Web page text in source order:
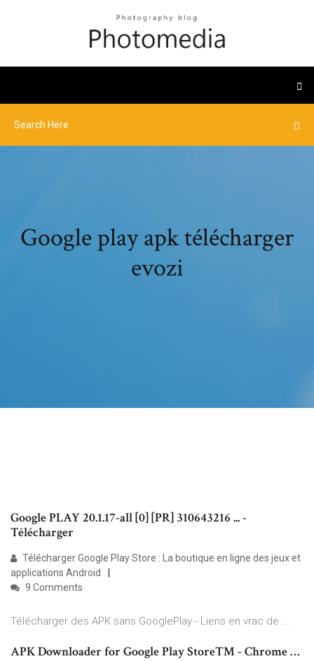
Google play apk télécharger
evozi
Google PLAY 20.1.17-all [0] [PR] 310643216 ... -
Télécharger
Télécharger Google Play Store : La boutique en ligne des jeux et
applications Android
9 Comments
Télécharger des APK sans GooglePlay - Liens en vrac de ...
APK Downloader for Google Play Store™ - Chrome …